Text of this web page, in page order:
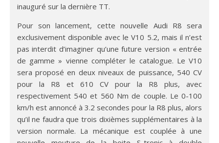
inauguré sur la dernière TT.
Pour son lancement, cette nouvelle Audi R8 sera
exclusivement disponible avec le V10 5.2, mais il n’est
pas interdit d’imaginer qu’une future version « entrée
de gamme » vienne compléter le catalogue. Le V10
sera proposé en deux niveaux de puissance, 540 CV
pour la R8 et 610 CV pour la R8 plus, avec
respectivement 540 et 560 Nm de couple. Le 0-100
km/h est annoncé à 3.2 secondes pour la R8 plus, alors
qu’il ne faudra que trois dixièmes supplémentaires à la
version normale. La mécanique est couplée à une